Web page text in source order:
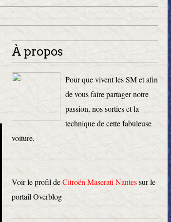
À propos
Pour que vivent les SM et afin
de vous faire partager notre
passion, nos sorties et la
technique de cette fabuleuse
voiture.
Voir le profil deCitroën Maserati Nantessur le
portail Overblog